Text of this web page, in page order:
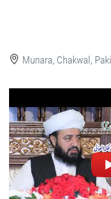
Munara, Chakwal,